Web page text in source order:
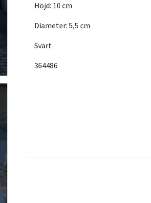
Höjd: 10 cm
Diameter: 5,5 cm
Svart
364486